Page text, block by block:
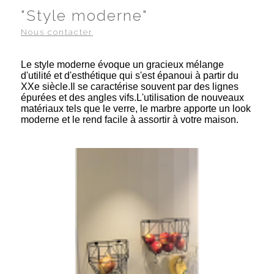
"Style moderne"
Nous contacter
Le style moderne évoque un gracieux mélange
d'utilité et d'esthétique qui s'est épanoui à partir du
XXe siècle.Il se caractérise souvent par des lignes
épurées et des angles vifs.L'utilisation de nouveaux
matériaux tels que le verre, le marbre apporte un look
moderne et le rend facile à assortir à votre maison.